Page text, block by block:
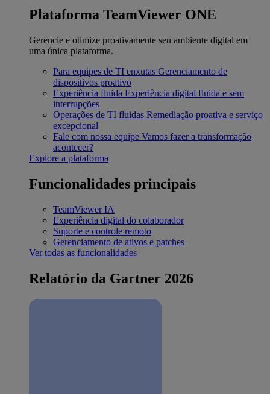
Plataforma TeamViewer ONE
Gerencie e otimize proativamente seu ambiente digital em
uma única plataforma.
Para equipes de TI enxutas Gerenciamento de
dispositivos proativo
Experiência fluida Experiência digital fluida e sem
interrupções
Operações de TI fluidas Remediação proativa e serviço
excepcional
Fale com nossa equipe Vamos fazer a transformação
acontecer?
Explore a plataforma
Funcionalidades principais
TeamViewer IA
Experiência digital do colaborador
Suporte e controle remoto
Gerenciamento de ativos e patches
Ver todas as funcionalidades
Relatório da Gartner 2026